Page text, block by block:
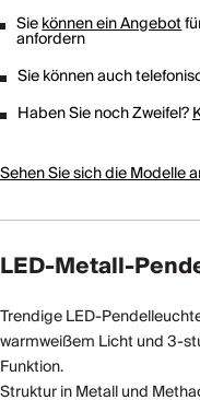
Siekönnen ein Angebot
anfordern
Sie können auch
Haben Sie noch Zweifel?
Sehen Sie sich die Modelle
LED-Metall-
Trendige LED-
warmweißem Licht und 3-
Funktion.
Struktur in Metall und